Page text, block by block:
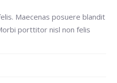
Maecenas posuere blandit
porttitor nisl non felis